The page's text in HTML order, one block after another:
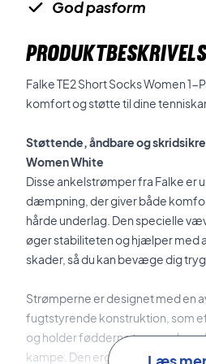
God pasform
Falke TE2 Short Socks Women
komfort og støtte til dine
Støttende, åndbare og skridsikre
Women White
Disse ankelstrømper fra Falke er
dæmpning, der giver både
hårde underlag. Den specielle
øger stabiliteten og hjælper med
skader, så du kan bevæge dig
Strømperne er designet med en
fugtstyrende konstruktion, som
og holder fødderne tørre, selv
kampe. Den ergonomiske